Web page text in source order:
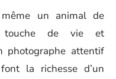
un animal de
touche de vie et
photographe attentif
la richesse d’un